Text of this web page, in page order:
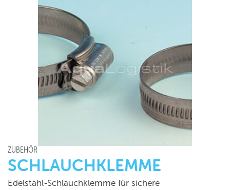
ZUBEHÖR
SCHLAUCHKLEMME
Edelstahl-Schlauchklemme für sichere